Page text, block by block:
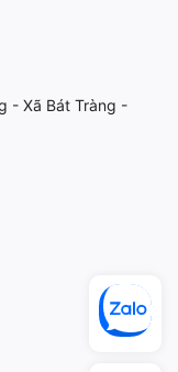
- Xã Bát Tràng -